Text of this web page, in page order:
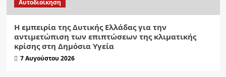
Αυτοδιοίκηση
Η εμπειρία της Δυτικής Ελλάδας για την
αντιμετώπιση των επιπτώσεων της κλιματικής
κρίσης στη Δημόσια Υγεία
7 Αυγούστου 2026